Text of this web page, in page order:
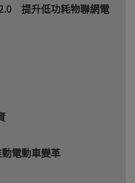
提升低功耗物聯網電
電動車變革